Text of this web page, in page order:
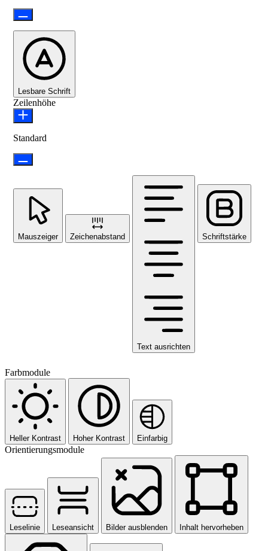
Lesbare Schrift
Zeilenhöhe
Standard
Mauszeiger Zeichenabstand
Text ausrichten
Schriftstärke
Farbmodule
Heller Kontrast Hoher Kontrast Einfarbig
Orientierungsmodule
Leselinie Leseansicht Bilder ausblenden Inhalt hervorheben